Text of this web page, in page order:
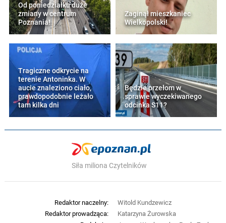
Od poniedziałku duże
zmiany w centrum
Poznania!
Zaginął mieszkaniec
Wielkopolski!
Tragiczne odkrycie na
terenie Antoninka. W
aucie znaleziono ciało,
prawdopodobnie leżało
tam kilka dni
Będzie przełom w
sprawie wyczekiwanego
odcinka S11?
Siła miliona Czytelników
Redaktor naczelny:
Witold Kundzewicz
Redaktor prowadząca:
Katarzyna Żurowska